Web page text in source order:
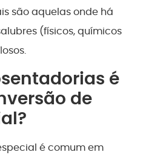
são aquelas onde há
(físicos, químicos
é
de
é comum em